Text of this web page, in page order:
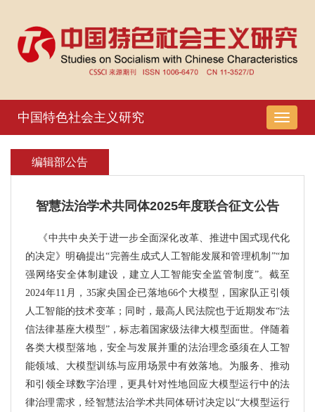
导
航
中国特色社会主义研究
编辑部公告
智慧法治学术共同体2025年度联合征文公告
《中共中央关于进一步全面深化改革、推进中国式现代化
的决定》明确提出“完善生成式人工智能发展和管理机制”“加
强网络安全体制建设，建立人工智能安全监管制度”。截至
2024年11 月， 35家央国企已落地66个大模型，国家队正引领
人工智能的技术变革；同时，最高人民法院也于近期发布“法
信法律基座大模型”，标志着国家级法律大模型面世。伴随着
各类大模型落地，安全与发展并重的法治理念亟须在人工智
能领域、大模型训练与应用场景中有效落地。为服务、推动
和引领全球数字治理，更具针对性地回应大模型运行中的法
律治理需求，经智慧法治学术共同体研讨决定以“大模型运行